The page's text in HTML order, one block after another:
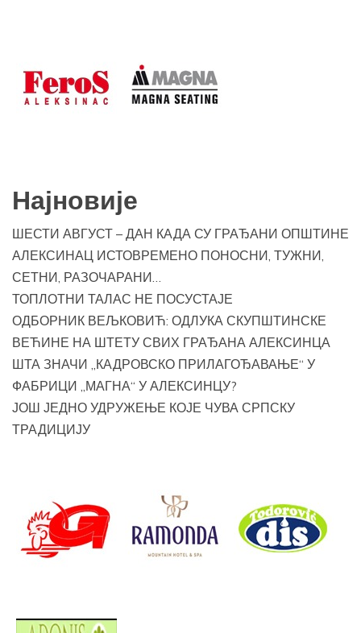
Најновије
ШЕСТИ АВГУСТ – ДАН КАДА СУ ГРАЂАНИ ОПШТИНЕ
АЛЕКСИНАЦ ИСТОВРЕМЕНО ПОНОСНИ, ТУЖНИ,
СЕТНИ, РАЗОЧАРАНИ…
ТОПЛОТНИ ТАЛАС НЕ ПОСУСТАЈЕ
ОДБОРНИК ВЕЉКОВИЋ: ОДЛУКА СКУПШТИНСКЕ
ВЕЋИНЕ НА ШТЕТУ СВИХ ГРАЂАНА АЛЕКСИНЦА
ШТА ЗНАЧИ „КАДРОВСКО ПРИЛАГОЂАВАЊЕ“ У
ФАБРИЦИ „МАГНА“ У АЛЕКСИНЦУ?
ЈОШ ЈЕДНО УДРУЖЕЊЕ КОЈЕ ЧУВА СРПСКУ
ТРАДИЦИЈУ